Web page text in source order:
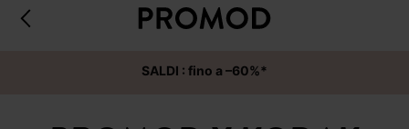
SALDI : fino a –60%*